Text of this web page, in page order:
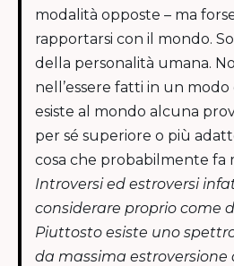
modalità opposte – ma
rapportarsi con il mondo.
della personalità umana.
nell’essere fatti in un modo
esiste al mondo alcuna
per sé superiore o più
cosa che probabilmente fa
Introversi ed estroversi
considerare proprio come
Piuttosto esiste uno
da massima estroversione